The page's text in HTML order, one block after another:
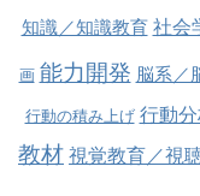
知識／知識教育 社会
画 能力開発 脳系／
行動の積み上げ 行動
教材 視覚教育／視